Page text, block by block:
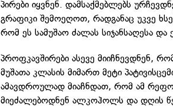
პირები იყვნენ. დამსაქმებლებს
გრაფიკი შემოეღოთ, რადგანაც უკვე
რომ ეს სამუშაო ძალას სიჯანსაღესა და
პროფკავშირები ასევე მიიჩნევდნენ,
მუშათა კლასის მიმართ მეტი
ამავდროულად მიაჩნდათ, რომ ამ
მიეძალებოდნენ ალკოჰოლს და დღის